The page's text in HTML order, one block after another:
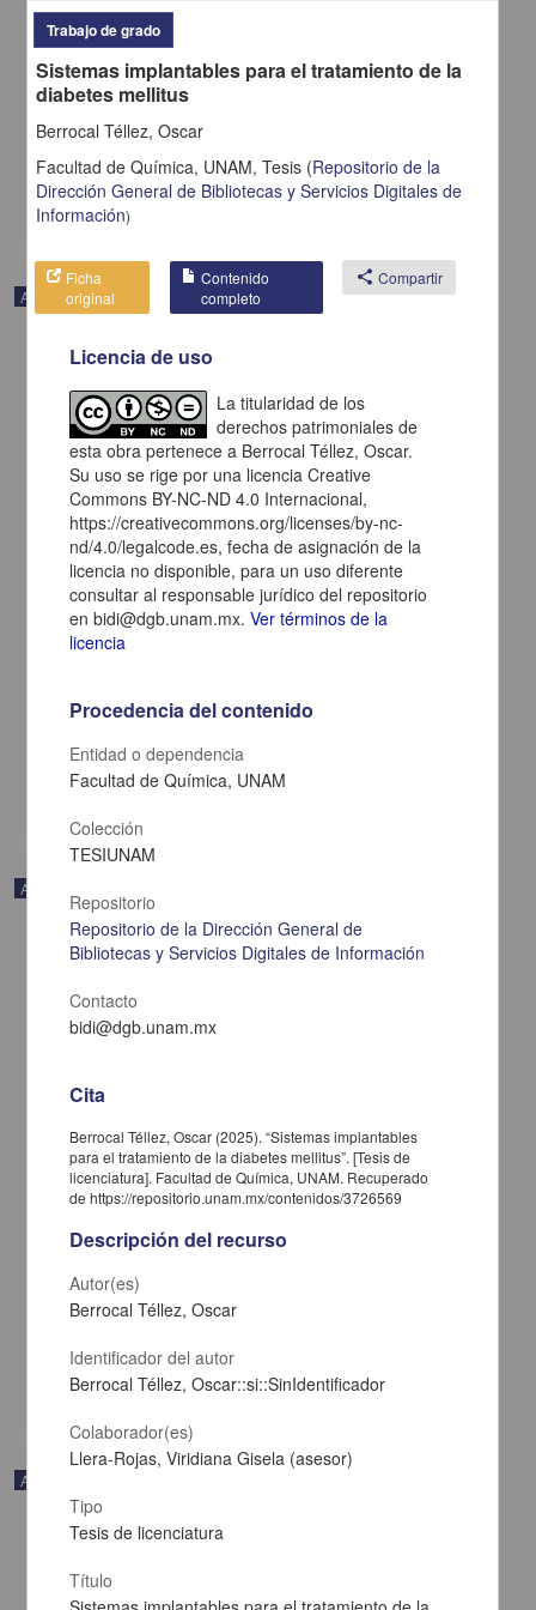
Aguirre Flórez, Mateo; Gómez González, José Fernando; Jiménez
Osorio, Laura Alejandra; Moreno Gómez, Mateo; Moreno Gómez,
Juanita; Rojas Paguanquiza, Karla Liseth; Rojas Paguanquiza,
Donald Jehison; Quintero Cabrera, Yuly Mabel; Pantoja Chazatar,
Lency Yurani; Moreno Gómez, Germán Alberto - Facultad de
Medicina, UNAM
2025-01-05
Medicina y Ciencias de la Salud
share
Artículo
Oportunidades de la inteligencia artificial en los posgrados de
Villamizar Navarro, Amalia - Facultad de Medicina, UNAM
Medicina y Ciencias de la Salud
Artículo
Trayectorias académicas de tres generaciones de una licenciatura
Bautista-Rodríguez, Gabriela; Fortoul, Teresa Imelda - Facultad de
Medicina, UNAM
Medicina y Ciencias de la Salud
Artículo
Trabajo de grado
Sistemas implantables para el tratamiento de la
diabetes mellitus
Berrocal Téllez, Oscar
Facultad de Química, UNAM, Tesis (Repositorio de la
Dirección General de Bibliotecas y Servicios Digitales de
Información)
Ficha
original
Contenido
completo
share Compartir
Licencia de uso
La titularidad de los
derechos patrimoniales de
esta obra pertenece a Berrocal Téllez, Oscar.
Su uso se rige por una licencia Creative
Commons BY-NC-ND 4.0 Internacional,
https://creativecommons.org/licenses/by-nc-
nd/4.0/legalcode.es, fecha de asignación de la
licencia no disponible, para un uso diferente
consultar al responsable jurídico del repositorio
en bidi@dgb.unam.mx.Ver términos de la
licencia
Procedencia del contenido
Entidad o dependencia
Facultad de Química, UNAM
Colección
TESIUNAM
Repositorio
Repositorio de la Dirección General de
Bibliotecas y Servicios Digitales de Información
Contacto
bidi@dgb.unam.mx
Cita
Berrocal Téllez, Oscar (2025). “Sistemas implantables
para el tratamiento de la diabetes mellitus”. [Tesis de
licenciatura]. Facultad de Química, UNAM. Recuperado
de https://repositorio.unam.mx/contenidos/3726569
Descripción del recurso
Autor(es)
Berrocal Téllez, Oscar
Identificador del autor
Berrocal Téllez, Oscar::si::SinIdentificador
Colaborador(es)
Llera-Rojas, Viridiana Gisela (asesor)
Tipo
Tesis de licenciatura
Título